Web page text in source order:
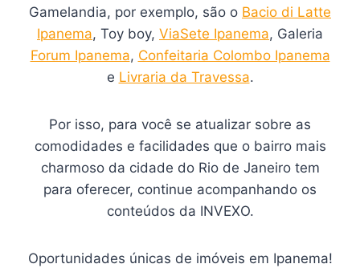
Gamelandia, por exemplo, são o Bacio di Latte
Ipanema, Toy boy, ViaSete Ipanema, Galeria
Forum Ipanema, Confeitaria Colombo Ipanema
e Livraria da Travessa.
Por isso, para você se atualizar sobre as
comodidades e facilidades que o bairro mais
charmoso da cidade do Rio de Janeiro tem
para oferecer, continue acompanhando os
conteúdos da INVEXO.
Oportunidades únicas de imóveis em Ipanema!